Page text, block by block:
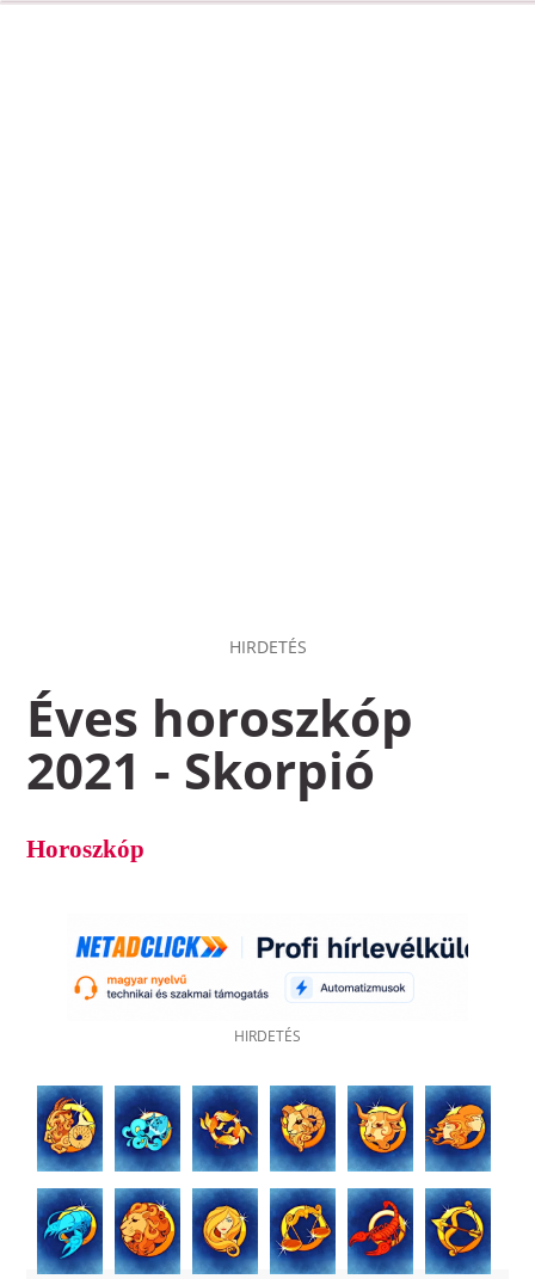
HIRDETÉS
Éves horoszkóp
2021 - Skorpió
Horoszkóp